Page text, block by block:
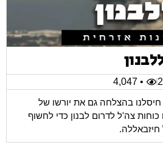
• 4,047
בהצלחה גם את יורשו של
צה'ל לדרום לבנון כדי לחשוף